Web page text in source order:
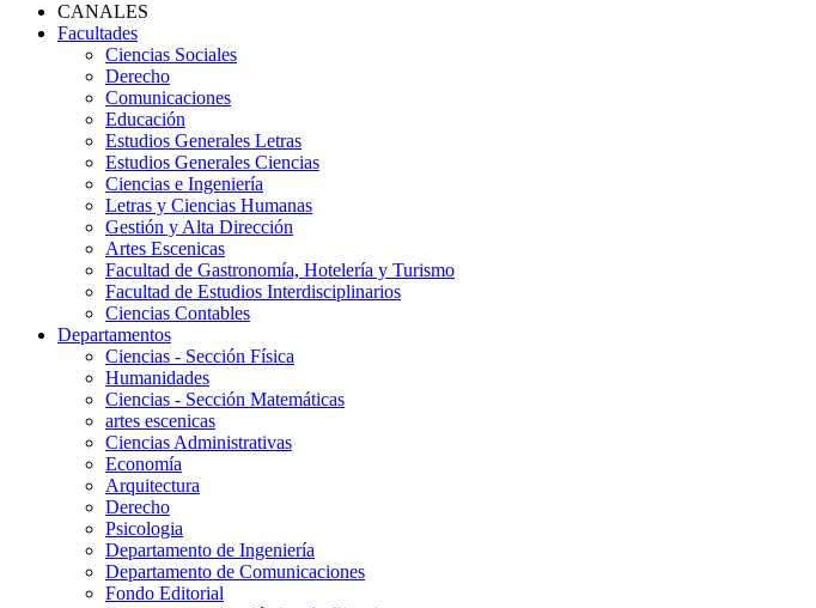
CANALES
Facultades
Ciencias Sociales
Derecho
Comunicaciones
Educación
Estudios Generales Letras
Estudios Generales Ciencias
Ciencias e Ingeniería
Letras y Ciencias Humanas
Gestión y Alta Dirección
Artes Escenicas
Facultad de Gastronomía, Hotelería y Turismo
Facultad de Estudios Interdisciplinarios
Ciencias Contables
Departamentos
Ciencias - Sección Física
Humanidades
Ciencias - Sección Matemáticas
artes escenicas
Ciencias Administrativas
Economía
Arquitectura
Derecho
Psicologia
Departamento de Ingeniería
Departamento de Comunicaciones
Fondo Editorial